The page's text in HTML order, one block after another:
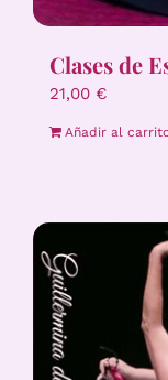
Clases de
21,00 €
Añadir al